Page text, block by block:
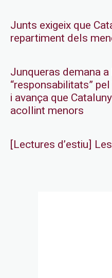
Junts exigeix que
repartiment dels
Junqueras demana
“responsabilitats”
i avança que
acollint menors
[Lectures d’estiu]